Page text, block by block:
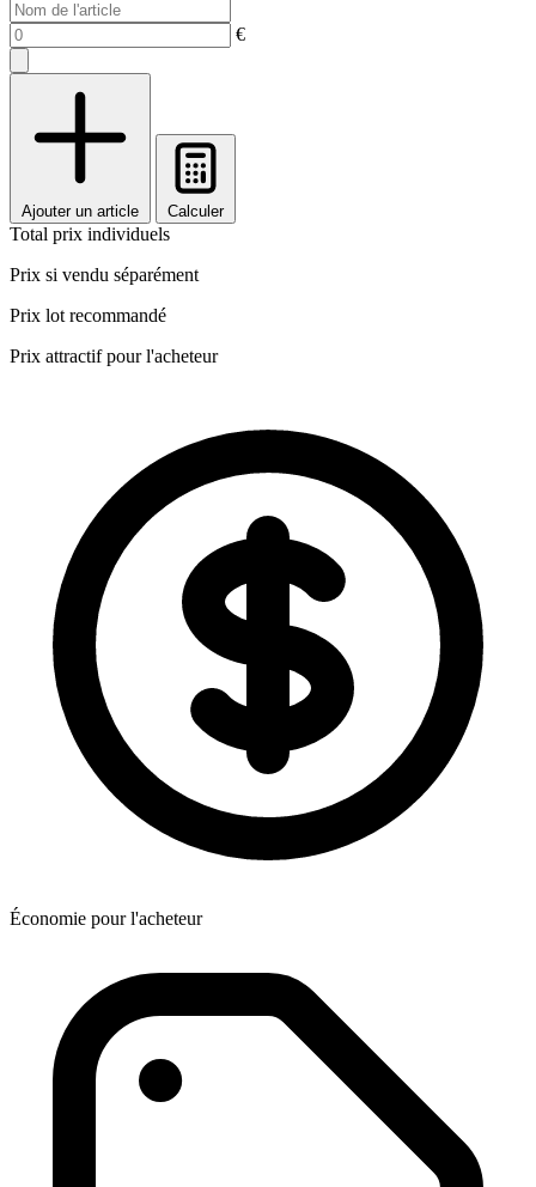
€
Ajouter un article Calculer
Total prix individuels
Prix si vendu séparément
Prix lot recommandé
Prix attractif pour l'acheteur
Économie pour l'acheteur